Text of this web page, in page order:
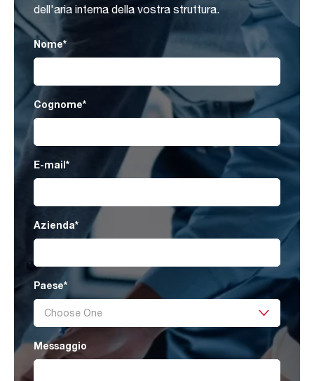
dell'aria interna della vostra struttura.
Nome*
Cognome*
E-mail*
Azienda*
Paese*
Messaggio